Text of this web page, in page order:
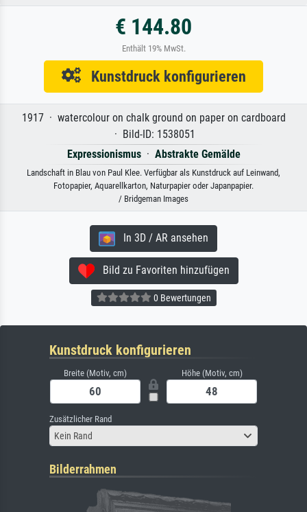
€ 144.80
Enthält 19% MwSt.
Kunstdruck konfigurieren
1917 · watercolour on chalk ground on paper on cardboard
· Bild-ID: 1538051
Expressionismus· Abstrakte Gemälde
Landschaft in Blau von Paul Klee. Verfügbar als Kunstdruck auf Leinwand,
Fotopapier, Aquarellkarton, Naturpapier oder Japanpapier.
/ Bridgeman Images
In 3D / AR ansehen
Bild zu Favoriten hinzufügen
0 Bewertungen
Kunstdruck konfigurieren
Breite (Motiv, cm) Höhe (Motiv, cm)
Zusätzlicher Rand
Kein Rand
Bilderrahmen